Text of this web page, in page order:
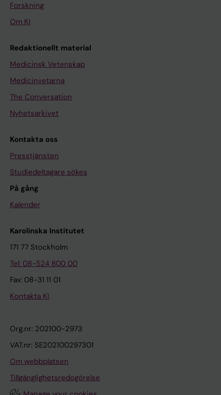
Forskning
Om KI
Redaktionellt material
Medicinsk Vetenskap
Medicinvetarna
The Conversation
Nyhetsarkivet
Kontakta oss
Presstjänsten
Studiedeltagare sökes
På gång
Kalender
Karolinska Institutet
171 77 Stockholm
Tel: 08-524 800 00
Fax: 08-31 11 01
Kontakta KI
Org.nr: 202100-2973
VAT.nr: SE202100297301
Om webbplatsen
Tillgänglighetsredogörelse